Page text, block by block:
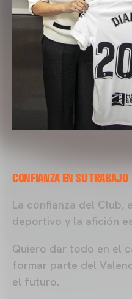
CONFIANZA EN SU TRABAJO
La confianza del Club,
deportivo y la afición
Quiero dar todo en el
formar parte del
el futuro.